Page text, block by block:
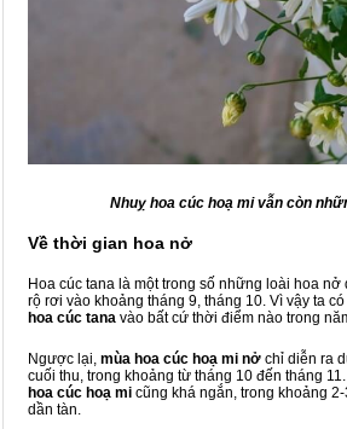
Nhuỵ hoa cúc hoạ mi vẫn còn
Về thời gian hoa nở
Hoa cúc tana là một trong số những loài hoa
rộ rơi vào khoảng tháng 9, tháng 10. Vì vậy ta
hoa cúc tana vào bất cứ thời điểm nào trong
Ngược lại, mùa hoa cúc hoạ mi nở chỉ diễn ra
cuối thu, trong khoảng từ tháng 10 đến tháng
hoa cúc hoạ mi cũng khá ngắn, trong khoảng
dần tàn.